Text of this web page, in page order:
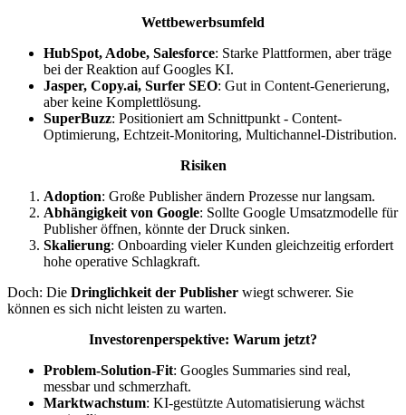
Wettbewerbsumfeld
HubSpot, Adobe, Salesforce: Starke Plattformen, aber träge
bei der Reaktion auf Googles KI.
Jasper, Copy.ai, Surfer SEO: Gut in Content-Generierung,
aber keine Komplettlösung.
SuperBuzz: Positioniert am Schnittpunkt - Content-
Optimierung, Echtzeit-Monitoring, Multichannel-Distribution.
Risiken
Adoption: Große Publisher ändern Prozesse nur langsam.
Abhängigkeit von Google: Sollte Google Umsatzmodelle für
Publisher öffnen, könnte der Druck sinken.
Skalierung: Onboarding vieler Kunden gleichzeitig erfordert
hohe operative Schlagkraft.
Doch: Die Dringlichkeit der Publisher wiegt schwerer. Sie
können es sich nicht leisten zu warten.
Investorenperspektive: Warum jetzt?
Problem-Solution-Fit: Googles Summaries sind real,
messbar und schmerzhaft.
Marktwachstum: KI-gestützte Automatisierung wächst